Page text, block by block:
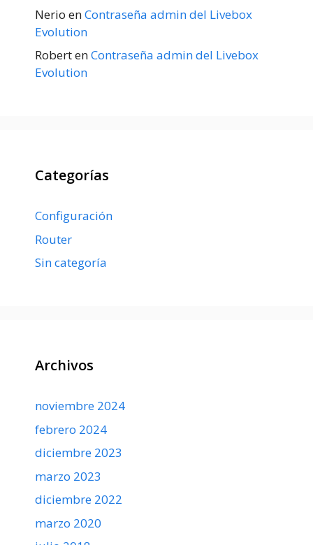
Nerio enContraseña admin del Livebox
Evolution
RobertenContraseña admin del Livebox
Evolution
Categorías
Configuración
Router
Sin categoría
Archivos
noviembre 2024
febrero 2024
diciembre 2023
marzo 2023
diciembre 2022
marzo 2020